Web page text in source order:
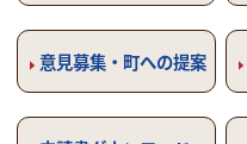
意見募集・町への提案